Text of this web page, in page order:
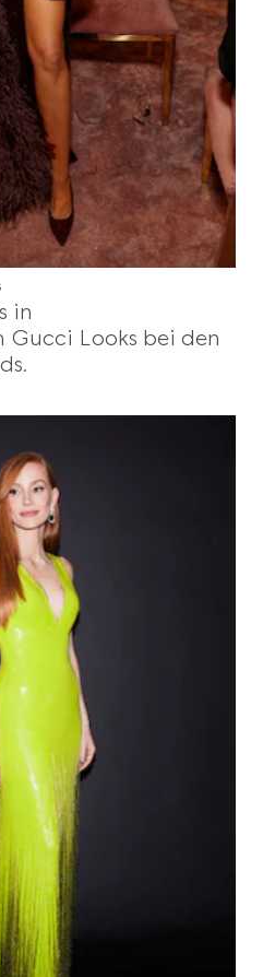
in
Gucci Looks bei den